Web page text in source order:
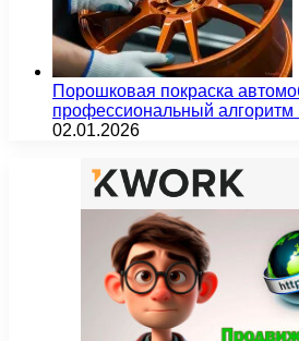
Порошковая покраска
профессиональный
02.01.2026